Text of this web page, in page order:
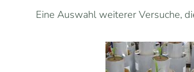
Eine Auswahl weiterer Versuche,